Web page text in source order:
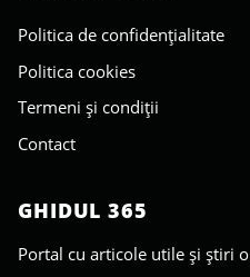
Politica de confidențialitate
Politica cookies
Termeni și condiții
Contact
GHIDUL 365
Portal cu articole utile și știri